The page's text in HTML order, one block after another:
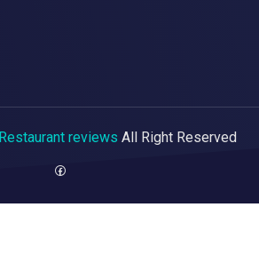
Restaurant reviews All Right Reserved